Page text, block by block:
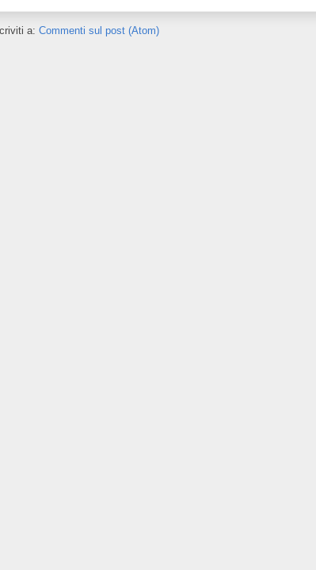
a: Commenti sul post (Atom)